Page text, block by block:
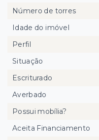
Número de torres
Idade do imóvel
Perfil
Situação
Escriturado
Averbado
Possui mobília?
Aceita Financiamento